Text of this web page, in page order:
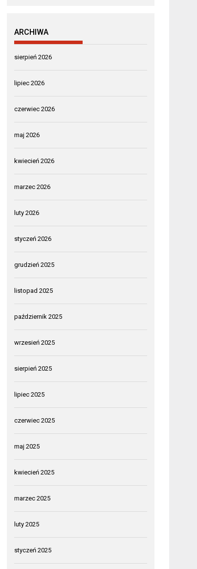
ARCHIWA
sierpień 2026
lipiec 2026
czerwiec 2026
maj 2026
kwiecień 2026
marzec 2026
luty 2026
styczeń 2026
grudzień 2025
listopad 2025
październik 2025
wrzesień 2025
sierpień 2025
lipiec 2025
czerwiec 2025
maj 2025
kwiecień 2025
marzec 2025
luty 2025
styczeń 2025